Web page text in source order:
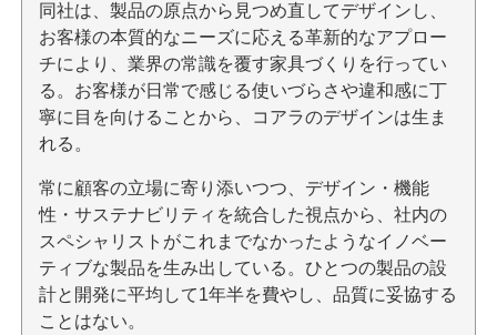
同社は、製品の原点から見つめ直してデザインし、
お客様の本質的なニーズに応える革新的なアプロー
チにより、業界の常識を覆す家具づくりを行ってい
る。お客様が日常で感じる使いづらさや違和感に丁
寧に目を向けることから、コアラのデザインは生ま
れる。
常に顧客の立場に寄り添いつつ、デザイン・機能
性・サステナビリティを統合した視点から、社内の
スペシャリストがこれまでなかったようなイノベー
ティブな製品を生み出している。ひとつの製品の設
計と開発に平均して1年半を費やし、品質に妥協する
ことはない。